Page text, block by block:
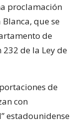
proclamación
que se
de
de la Ley de
de
con
estadounidense